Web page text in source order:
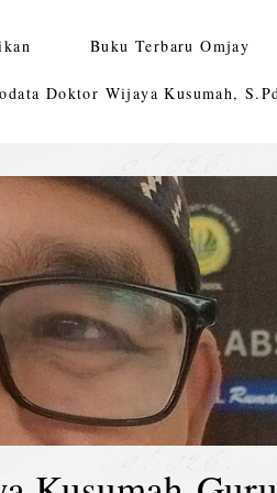
Buku Terbaru Omjay
Doktor Wijaya Kusumah,